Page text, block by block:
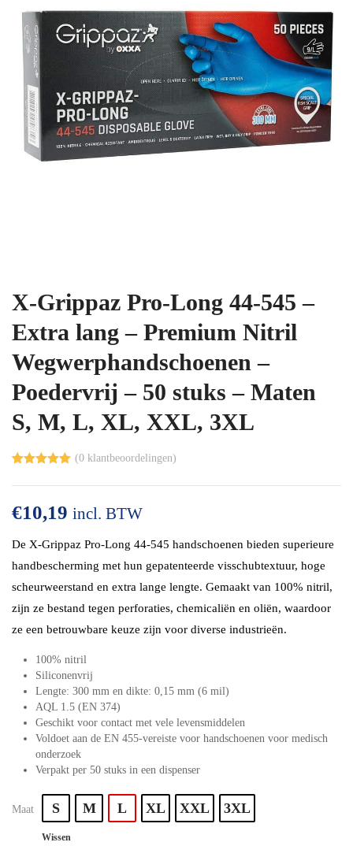
X-Grippaz Pro-Long 44-545 –
Extra lang – Premium Nitril
Wegwerphandschoenen –
Poedervrij – 50 stuks – Maten
S, M, L, XL, XXL, 3XL
5.00op 5
opklant
waardering
(0klantbeoordelingen)
€10,19 incl. BTW
De X-Grippaz Pro-Long 44-545 handschoenen bieden superieure
handbescherming met hun gepatenteerde visschubtextuur, hoge
scheurweerstand en extra lange lengte. Gemaakt van 100% nitril,
zijn ze bestand tegen perforaties, chemicaliën en oliën, waardoor
ze een betrouwbare keuze zijn voor diverse industrieën.
100% nitril
Siliconenvrij
Lengte: 300 mm en dikte: 0,15 mm (6 mil)
AQL 1.5 (EN 374)
Geschikt voor contact met vele levensmiddelen
Voldoet aan de EN 455-vereiste voor handschoenen voor medisch
onderzoek
Verpakt per 50 stuks in een dispenser
Maat S M L XL XXL 3XL
Wissen